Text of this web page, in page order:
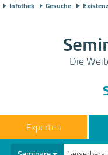
Infothek Gesuche
Die